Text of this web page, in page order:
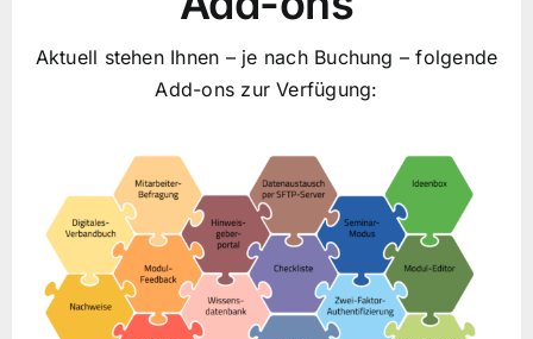
Aktuell stehen Ihnen – je nach Buchung – folgende
Add-ons zur Verfügung: